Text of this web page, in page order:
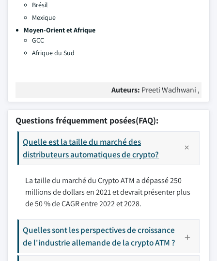
Brésil
Mexique
Moyen-Orient et Afrique
GCC
Afrique du Sud
Auteurs: Preeti Wadhwani ,
Questions fréquemment posées(FAQ):
Quelle est la taille du marché des
distributeurs automatiques de crypto?
La taille du marché du Crypto ATM a dépassé 250
millions de dollars en 2021 et devrait présenter plus
de 50 % de CAGR entre 2022 et 2028.
Quelles sont les perspectives de croissance
de l'industrie allemande de la crypto ATM ?